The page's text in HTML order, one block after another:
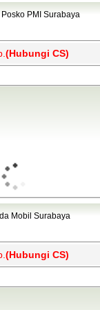
Tulangbawang,
PMI Surabaya
(Hubungi CS)
Mobil Surabaya
(Hubungi CS)